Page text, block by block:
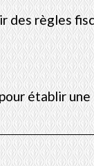
des règles
établir une